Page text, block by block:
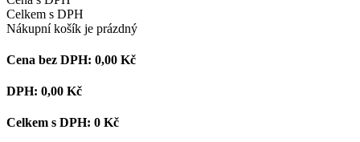
Celkem s DPH
Nákupní košík je prázdný
Cena bez DPH: 0,00 Kč
DPH: 0,00 Kč
Celkem s DPH: 0 Kč